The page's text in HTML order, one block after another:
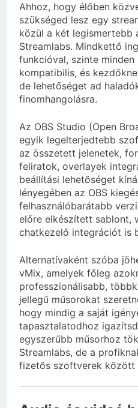
Ahhoz, hogy élőben
szükséged lesz egy
közül a két legismertebb
Streamlabs. Mindkettő
funkcióval, szinte
kompatibilis, és
de lehetőséget ad
finomhangolásra.
Az OBS Studio (Open
egyik legelterjedtebb
az összetett jelenetek,
feliratok, overlayek
beállítási lehetőséget
lényegében az OBS
felhasználóbarátabb
előre elkészített sablont,
chatkezelő integrációt is
Alternatívaként szóba
vMix, amelyek főleg
professzionálisabb,
jellegű műsorokat
hogy mindig a saját
tapasztalatodhoz
egyszerűbb műsorhoz
Streamlabs, de a
fizetős szoftverek között